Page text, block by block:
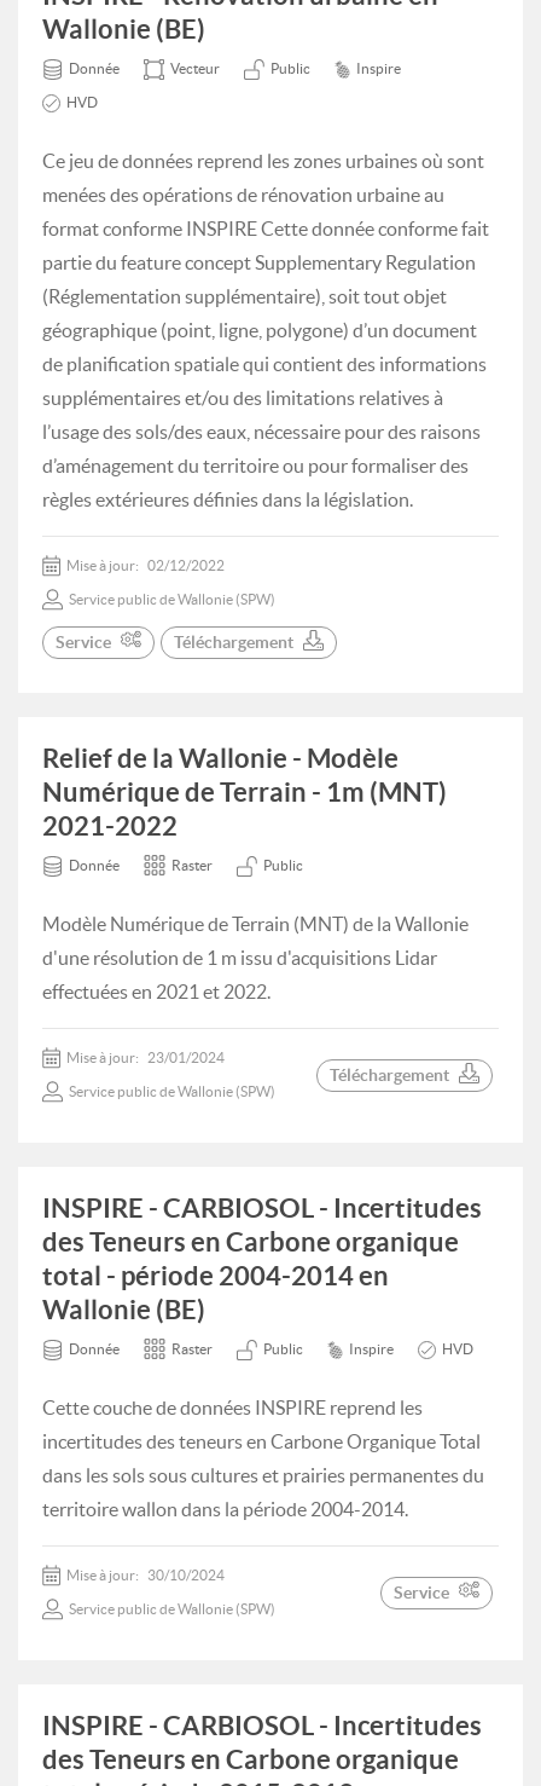
Wallonie (BE)
Donnée Vecteur Public Inspire
HVD
Ce jeu de données reprend les zones urbaines où sont
menées des opérations de rénovation urbaine au
format conforme INSPIRE Cette donnée conforme fait
partie du feature concept Supplementary Regulation
(Réglementation supplémentaire), soit tout objet
géographique (point, ligne, polygone) d’un document
de planification spatiale qui contient des informations
supplémentaires et/ou des limitations relatives à
l’usage des sols/des eaux, nécessaire pour des raisons
d’aménagement du territoire ou pour formaliser des
règles extérieures définies dans la législation.
Mise à jour: 02/12/2022
Service public de Wallonie (SPW)
Service Téléchargement
Relief de la Wallonie - Modèle
Numérique de Terrain - 1m (MNT)
2021-2022
Donnée Raster Public
Modèle Numérique de Terrain (MNT) de la Wallonie
d'une résolution de 1 m issu d'acquisitions Lidar
effectuées en 2021 et 2022.
Mise à jour: 23/01/2024
Service public de Wallonie (SPW)
Téléchargement
INSPIRE - CARBIOSOL - Incertitudes
des Teneurs en Carbone organique
total - période 2004-2014 en
Wallonie (BE)
Donnée Raster Public Inspire HVD
Cette couche de données INSPIRE reprend les
incertitudes des teneurs en Carbone Organique Total
dans les sols sous cultures et prairies permanentes du
territoire wallon dans la période 2004-2014.
Mise à jour: 30/10/2024
Service public de Wallonie (SPW)
Service
INSPIRE - CARBIOSOL - Incertitudes
des Teneurs en Carbone organique